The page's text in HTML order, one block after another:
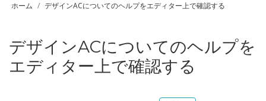
ホーム デザインACについてのヘルプをエディター上で確認する
デザインACについてのヘルプを
エディター上で確認する